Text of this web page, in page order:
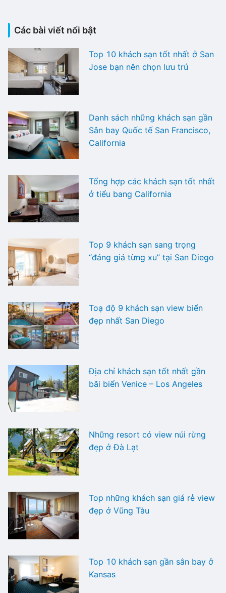
Các bài viết nổi bật
Top 10 khách sạn tốt nhất ở San
Jose bạn nên chọn lưu trú
Danh sách những khách sạn gần
Sân bay Quốc tế San Francisco,
California
Tổng hợp các khách sạn tốt nhất
ở tiểu bang California
Top 9 khách sạn sang trọng
“đáng giá từng xu” tại San Diego
Toạ độ 9 khách sạn view biển
đẹp nhất San Diego
Địa chỉ khách sạn tốt nhất gần
bãi biển Venice – Los Angeles
Những resort có view núi rừng
đẹp ở Đà Lạt
Top những khách sạn giá rẻ view
đẹp ở Vũng Tàu
Top 10 khách sạn gần sân bay ở
Kansas